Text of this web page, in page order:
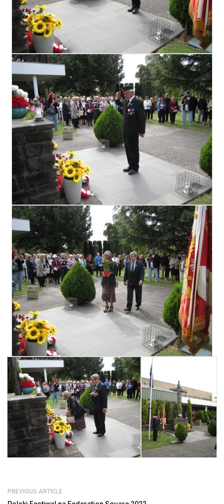
PREVIOUS ARTICLE